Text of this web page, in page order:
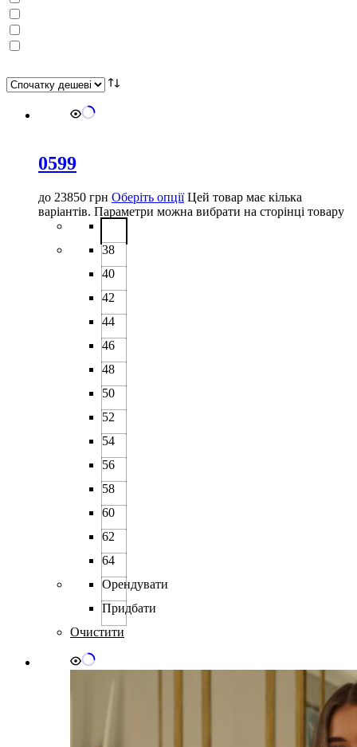
0599
до 23850 грн Оберіть опції Цей товар має кілька
варіантів. Параметри можна вибрати на сторінці товару
38
40
42
44
46
48
50
52
54
56
58
60
62
64
Орендувати
Придбати
Очистити